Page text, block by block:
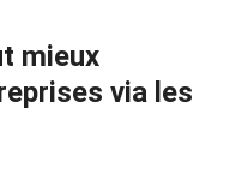
mieux
via les